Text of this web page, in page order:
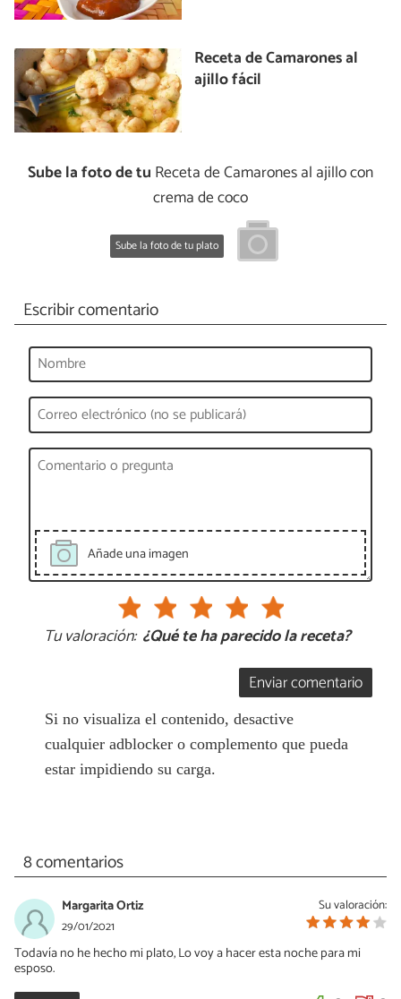
Receta de Camarones al
ajillo fácil
Sube la foto de tu Receta de Camarones al ajillo con
crema de coco
Sube la foto de tu plato
Escribir comentario
Añade una imagen
Tu valoración: ¿Qué te ha parecido la receta?
Enviar comentario
Si no visualiza el contenido, desactive
cualquier adblocker o complemento que pueda
estar impidiendo su carga.
8 comentarios
Su valoración:
Margarita Ortiz
29/01/2021
Todavía no he hecho mi plato, Lo voy a hacer esta noche para mi
esposo.